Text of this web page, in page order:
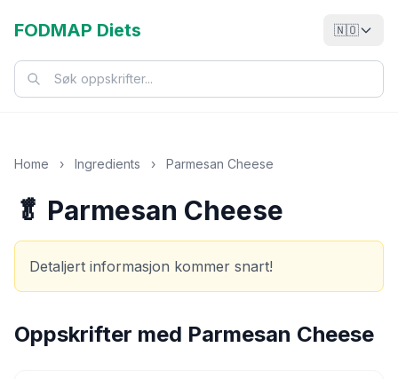
FODMAP Diets 🇳🇴
Home › Ingredients › Parmesan Cheese
🥬 Parmesan Cheese
Detaljert informasjon kommer snart!
Oppskrifter med Parmesan Cheese